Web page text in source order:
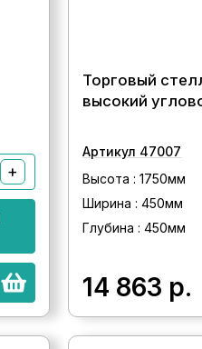
+
Торговый
высокий
Артикул 47007
Высота : 1750мм
Ширина : 450мм
Глубина : 450мм
14 863 р.